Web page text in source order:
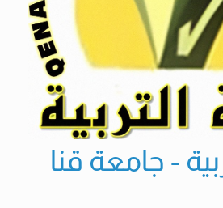
- جامعة قنا